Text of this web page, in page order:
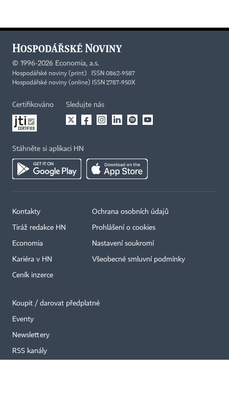
© 1996-2026 Economia, a.s.
Hospodářské noviny (print) ISSN 0862-9587
Hospodářské noviny (online) ISSN 2787-950X
Certifikováno Sledujte nás
Stáhněte si aplikaci HN
Kontakty
Tiráž redakce HN
Economia
Kariéra v HN
Ceník inzerce
Ochrana osobních údajů
Prohlášení o cookies
Nastavení soukromí
Všeobecné smluvní podmínky
Koupit / darovat předplatné
Eventy
Newslettery
RSS kanály